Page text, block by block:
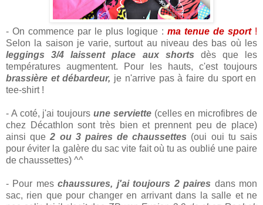
- On commence par le plus logique : ma tenue de sport!
Selon la saison je varie, surtout au niveau des bas où les
leggings 3/4 laissent place aux shorts dès que les
températures augmentent. Pour les hauts, c'est toujours
brassière et débardeur, je n'arrive pas à faire du sport en
tee-shirt !
- A coté, j'ai toujours une serviette(celles en microfibres de
chez Décathlon sont très bien et prennent peu de place)
ainsi que2 ou 3 paires de chaussettes (oui oui tu sais
pour éviter la galère du sac vite fait où tu as oublié une paire
de chaussettes) ^^
- Pour meschaussures, j'ai toujours 2 paires dans mon
sac, rien que pour changer en arrivant dans la salle et ne